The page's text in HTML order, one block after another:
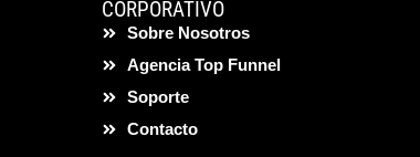
CORPORATIVO
Sobre Nosotros
Agencia Top Funnel
Soporte
Contacto